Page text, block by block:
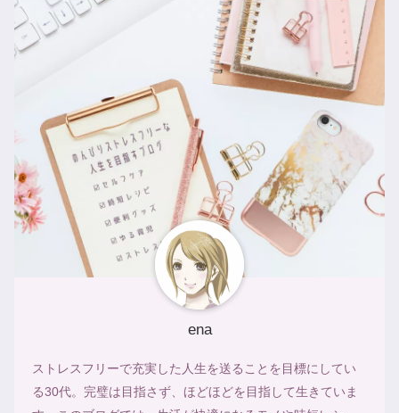
ena
ストレスフリーで充実した人生を送ることを目標にしてい
る30代。完璧は目指さず、ほどほどを目指して生きていま